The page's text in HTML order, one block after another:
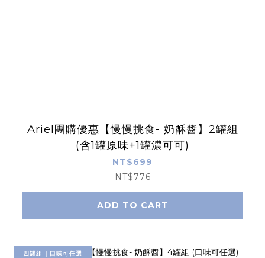
Ariel團購優惠【慢慢挑食- 奶酥醬】2罐組
(含1罐原味+1罐濃可可)
NT$699
NT$776
ADD TO CART
四罐組 | 口味可任選